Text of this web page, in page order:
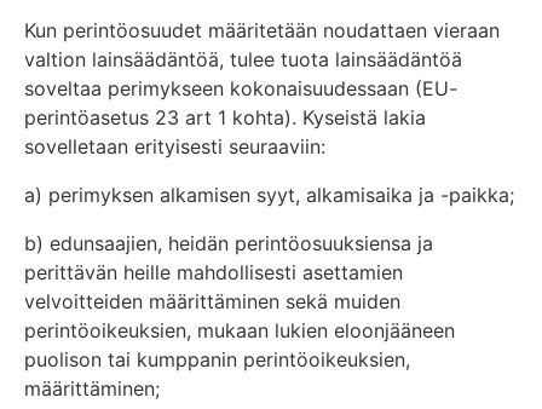
Kun perintöosuudet määritetään noudattaen vieraan
valtion lainsäädäntöä, tulee tuota lainsäädäntöä
soveltaa perimykseen kokonaisuudessaan (EU-
perintöasetus 23 art 1 kohta). Kyseistä lakia
sovelletaan erityisesti seuraaviin:
a) perimyksen alkamisen syyt, alkamisaika ja -paikka;
b) edunsaajien, heidän perintöosuuksiensa ja
perittävän heille mahdollisesti asettamien
velvoitteiden määrittäminen sekä muiden
perintöoikeuksien, mukaan lukien eloonjääneen
puolison tai kumppanin perintöoikeuksien,
määrittäminen;